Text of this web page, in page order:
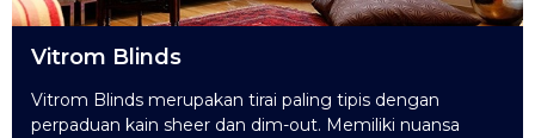
Vitrom Blinds
Vitrom Blinds merupakan tirai paling tipis dengan
perpaduan kain sheer dan dim-out. Memiliki nuansa